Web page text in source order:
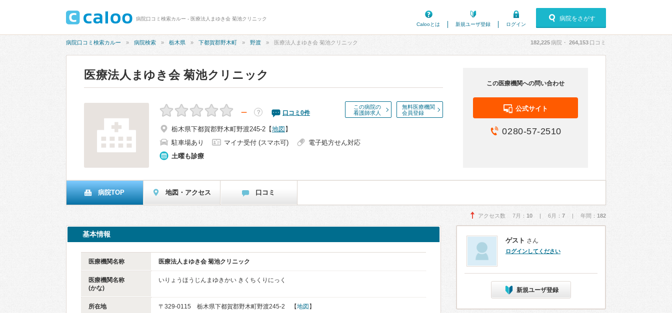
病院口コミ検索カルー - 医療法人まゆき会 菊池クリニック
Calooとは
新規ユーザ登録 ログイン
病院をさがす
病院口コミ検索カルー 病院検索 栃木県 下都賀郡野木町 野渡 医療法人まゆき会 菊池クリニック 182,225病院・ 264,153 口コミ
医療法人まゆき会 菊池クリニック
この病院の
看護師求人
無料医療機関
会員登録
－ ？ 口コミ 0件
栃木県下都賀郡野木町野渡245-2 【地図 】
駐車場あり
マイナ受付 (スマホ可)
電子処方せん対応
土曜も診療
この医療機関への問い合わせ
公式サイト
0280-57-2510
病院TOP 地図・アクセス 口コミ
アクセス数 7月： 10 | 6月： 7 | 年間： 182
基本情報
医療機関名称 医療法人まゆき会 菊池クリニック
医療機関名称
(かな)
いりょうほうじんまゆきかい きくちくりにっく
所在地 〒329-0115 栃木県下都賀郡野木町野渡245-2 【地図 】
ゲスト さん
ログインしてください
新規ユーザ登録